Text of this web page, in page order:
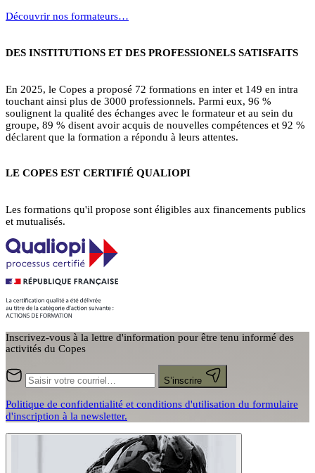
Découvrir nos formateurs…
DES INSTITUTIONS ET DES PROFESSIONELS SATISFAITS
En 2025, le Copes a proposé 72 formations en inter et 149 en intra
touchant ainsi plus de 3000 professionnels. Parmi eux, 96 %
soulignent la qualité des échanges avec le formateur et au sein du
groupe, 89 % disent avoir acquis de nouvelles compétences et 92 %
déclarent que la formation a répondu à leurs attentes.
LE COPES EST CERTIFIÉ QUALIOPI
Les formations qu'il propose sont éligibles aux financements publics
et mutualisés.
Inscrivez-vous à la lettre d'information pour être tenu informé des
activités du Copes
S’inscrire
Politique de confidentialité et conditions d'utilisation du formulaire
d'inscription à la newsletter.